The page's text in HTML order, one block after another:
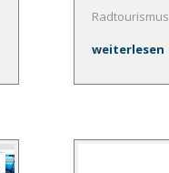
Radtourismus
weiterlesen